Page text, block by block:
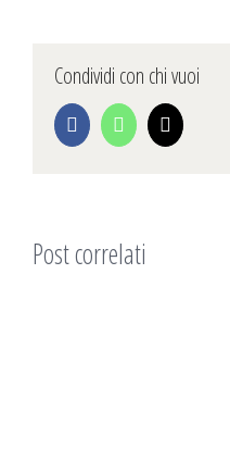
Condividi con chi vuoi
FacebookWhatsApp
Email
Post correlati